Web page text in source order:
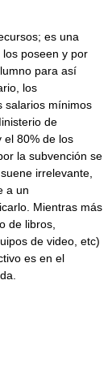
es una
poseen y por
para así
los
salarios mínimos
de
el 80% de los
la subvención se
irrelevante,
a un
Mientras más
de libros,
de video, etc)
es en el